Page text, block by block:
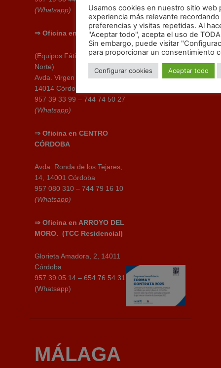
(Whatsapp)
⇒ Oficina en FÁTIMA
(Equipos Fátima y Levante
Norte)
Avda. Virgen de Fátima, 30,
14014 Córdoba
957 39 33 99 – 744 74 50 27
(Whatsapp)
⇒ Oficina en CENTRO
CÓRDOBA
Avda. Ronda de los Tejares,
14, 14001 Córdoba
957 080 310 – 744 79 16 10
(Whatsapp)
⇒ Oficina en ARROYO DEL
MORO. (TCC Residencial)
Glorieta Amadora, 2, 14011
Córdoba
957 39 05 14 – 654 76 54 31
(Whatsapp)
MÁLAGA
Usamos cookies en nuestro sitio web
experiencia más relevante
preferencias y visitas repetidas. Al
"Aceptar todo", acepta el uso de
Sin embargo, puede visitar
para proporcionar un consentimiento
Configurar cookies Aceptar todo